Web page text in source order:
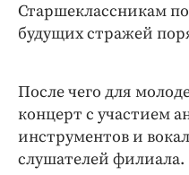
Старшеклассникам
будущих стражей
После чего для
концерт с участием
инструментов и
слушателей филиала.